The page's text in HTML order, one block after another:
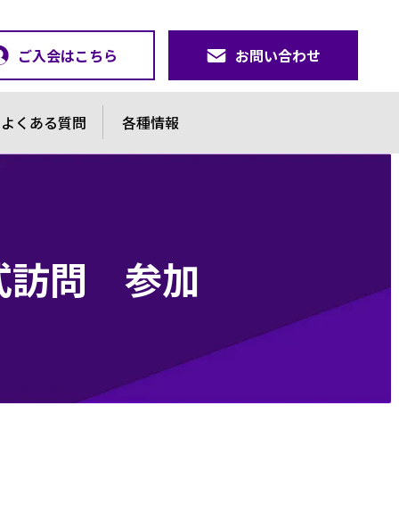
ご入会はこちら お問い合わせ
よくある質問 各種情報
訪問 参加